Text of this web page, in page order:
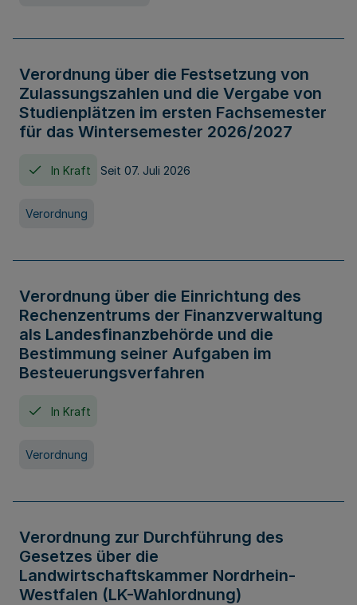
Verordnung über die Festsetzung von
Zulassungszahlen und die Vergabe von
Studienplätzen im ersten Fachsemester
für das Wintersemester 2026/2027
In Kraft Seit 07. Juli 2026
Verordnung
Verordnung über die Einrichtung des
Rechenzentrums der Finanzverwaltung
als Landesfinanzbehörde und die
Bestimmung seiner Aufgaben im
Besteuerungsverfahren
In Kraft
Verordnung
Verordnung zur Durchführung des
Gesetzes über die
Landwirtschaftskammer Nordrhein-
Westfalen (LK-Wahlordnung)